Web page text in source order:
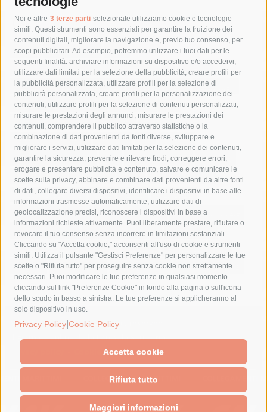
Noi e altre 3 terze parti selezionate utilizziamo cookie e tecnologie
simili. Questi strumenti sono essenziali per garantire la fruizione dei
contenuti digitali, migliorare la navigazione e, previo tuo consenso, per
scopi pubblicitari. Ad esempio, potremmo utilizzare i tuoi dati per le
seguenti finalità: archiviare informazioni su dispositivo e/o accedervi,
utilizzare dati limitati per la selezione della pubblicità, creare profili per
la pubblicità personalizzata, utilizzare profili per la selezione di
pubblicità personalizzata, creare profili per la personalizzazione dei
contenuti, utilizzare profili per la selezione di contenuti personalizzati,
misurare le prestazioni degli annunci, misurare le prestazioni dei
contenuti, comprendere il pubblico attraverso statistiche o la
combinazione di dati provenienti da fonti diverse, sviluppare e
migliorare i servizi, utilizzare dati limitati per la selezione dei contenuti,
garantire la sicurezza, prevenire e rilevare frodi, correggere errori,
erogare e presentare pubblicità e contenuto, salvare e comunicare le
scelte sulla privacy, abbinare e combinare dati provenienti da altre fonti
di dati, collegare diversi dispositivi, identificare i dispositivi in base alle
informazioni trasmesse automaticamente, utilizzare dati di
geolocalizzazione precisi, riconoscere i dispositivi in base a
informazioni richieste attivamente. Puoi liberamente prestare, rifiutare o
revocare il tuo consenso senza incorrere in limitazioni sostanziali.
Cliccando su "Accetta cookie," acconsenti all'uso di cookie e strumenti
simili. Utilizza il pulsante "Gestisci Preferenze" per personalizzare le tue
scelte o "Rifiuta tutto" per proseguire senza cookie non strettamente
necessari. Puoi modificare le tue preferenze in qualsiasi momento
cliccando sul link "Preferenze Cookie" in fondo alla pagina o sull'icona
dello scudo in basso a sinistra. Le tue preferenze si applicheranno al
solo dispositivo in uso.
Privacy Policy Cookie Policy
Accetta cookie
Rifiuta tutto
Maggiori informazioni
Tag
acqua allerta meteo
anas
area marina protetta di punta campanella
arresto
Asl Napoli 3 sud
capitaneria di porto capri
carabinieri
castellammare di stabia
circumvesuviana
comune di sorrento
concerto
contagi
costiera amalfitana
covid-19 eav
elezioni
fondazione sorrento
gori guardia costiera
incidente
lavori
lorenzo balducelli mare
massa lubrense
massimo coppola
Meta napoli
ordinanza
penisola sorrentina
piano di sorrento
polizia municipale
protezione civile
Regione Campania
sant'agnello
sindaco cuomo
sorrento studenti temporali
treni
turismo
Vico Equense villa fiorentino vincenzo de luca
© 2015 SorrentoPress. All rights reserved.
Il giornale online della Penisola Sorrentina
Cookie Policy